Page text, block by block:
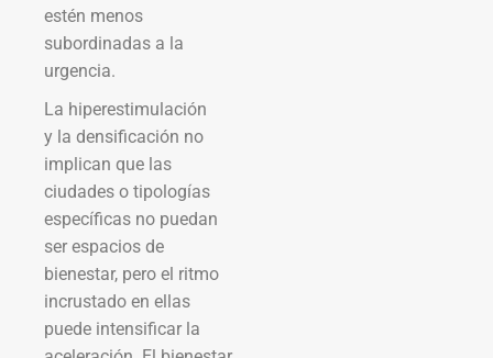
estén menos
subordinadas a la
urgencia.
La hiperestimulación
y la densificación no
implican que las
ciudades o tipologías
específicas no puedan
ser espacios de
bienestar, pero el ritmo
incrustado en ellas
puede intensificar la